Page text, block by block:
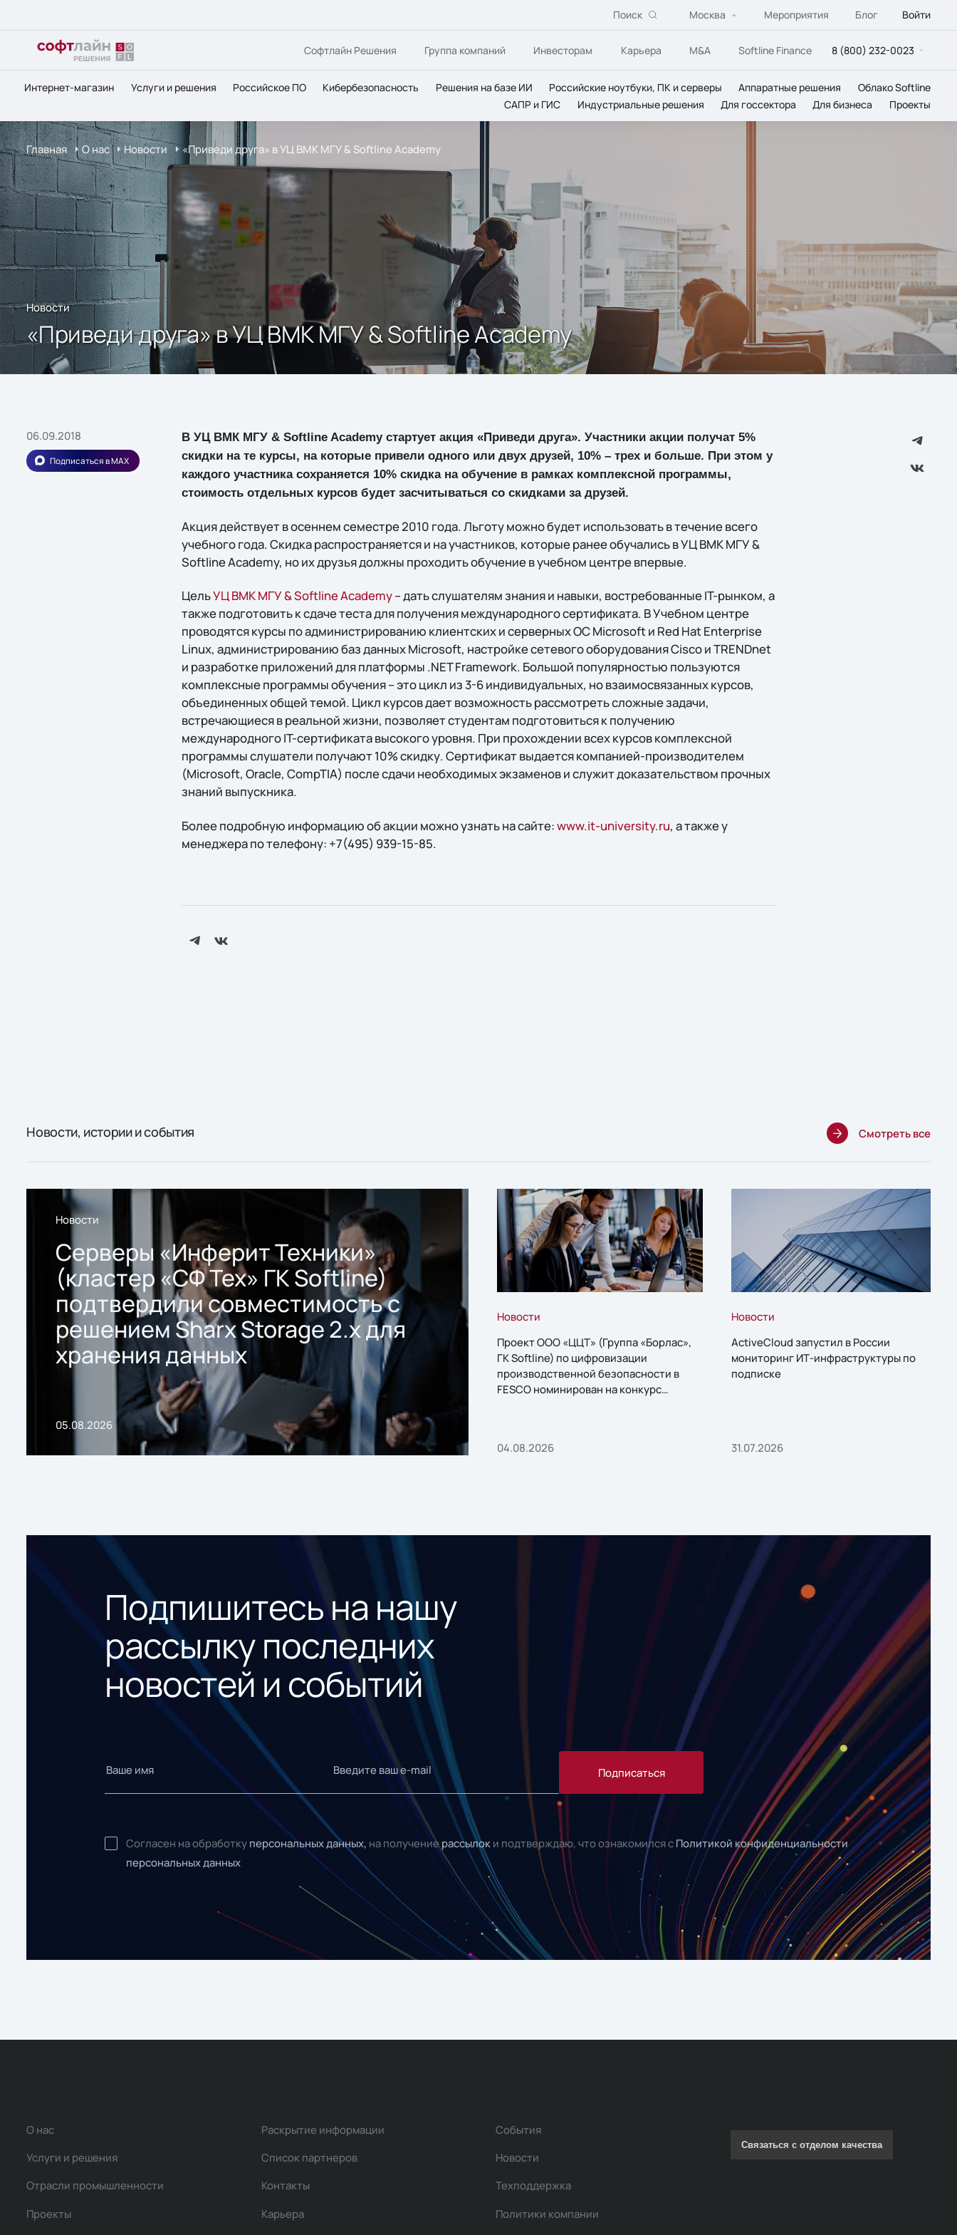
Поиск Москва Мероприятия Блог Войти
Софтлайн Решения Группа компаний Инвесторам Карьера M&A Softline Finance 8 (800) 232-0023
Интернет-магазин Услуги и решения Российское ПО Кибербезопасность Решения на базе ИИ Российские ноутбуки, ПК и серверы Аппаратные решения
Облако Softline
САПР и ГИС
Индустриальные решения Для госсектора Для бизнеса Проекты
Главная О нас Новости «Приведи друга» в УЦ ВМК МГУ & Softline Academy
Новости
«Приведи друга» в УЦ ВМК МГУ & Softline Academy
06.09.2018
Подписаться в MAX
В УЦ ВМК МГУ & Softline Academy стартует акция «Приведи друга». Участники акции получат 5%
скидки на те курсы, на которые привели одного или двух друзей, 10% – трех и больше. При этом у
каждого участника сохраняется 10% скидка на обучение в рамках комплексной программы,
стоимость отдельных курсов будет засчитываться со скидками за друзей.
Акция действует в осеннем семестре 2010 года. Льготу можно будет использовать в течение всего
учебного года. Скидка распространяется и на участников, которые ранее обучались в УЦ ВМК МГУ &
Softline Academy, но их друзья должны проходить обучение в учебном центре впервые.
ЦельУЦ ВМК МГУ & Softline Academy– дать слушателям знания и навыки, востребованные IT-рынком, а
также подготовить к сдаче теста для получения международного сертификата. В Учебном центре
проводятся курсы по администрированию клиентских и серверных ОС Microsoft и Red Hat Enterprise
Linux, администрированию баз данных Microsoft, настройке сетевого оборудования Cisco и TRENDnet
и разработке приложений для платформы .NET Framework. Большой популярностью пользуются
комплексные программы обучения – это цикл из 3-6 индивидуальных, но взаимосвязанных курсов,
объединенных общей темой. Цикл курсов дает возможность рассмотреть сложные задачи,
встречающиеся в реальной жизни, позволяет студентам подготовиться к получению
международного IT-сертификата высокого уровня. При прохождении всех курсов комплексной
программы слушатели получают 10% скидку. Сертификат выдается компанией-производителем
(Microsoft, Oracle, CompTIA) после сдачи необходимых экзаменов и служит доказательством прочных
знаний выпускника.
Более подробную информацию об акции можно узнать на сайте:www.it-university.ru, а также у
менеджера по телефону: +7(495) 939-15-85.
Новости, истории и события Смотреть все
Новости
Серверы «Инферит Техники»
(кластер «СФ Тех» ГК Softline)
подтвердили совместимость с
решением Sharx Storage 2.x для
хранения данных
05.08.2026
Новости
Проект ООО «ЦЦТ» (Группа «Борлас»,
ГК Softline) по цифровизации
производственной безопасности в
FESCO номинирован на конкурс
04.08.2026
Новости
ActiveCloud запустил в России
мониторинг ИТ-инфраструктуры по
подписке
31.07.2026
Подпишитесь на нашу
рассылку последних
новостей и событий
Подписаться
Согласен на обработку персональных данных, на получениерассылок и подтверждаю, что ознакомился с Политикой конфиденциальности
персональных данных
О нас
Услуги и решения
Отрасли промышленности
Проекты
Раскрытие информации
Список партнеров
Контакты
Карьера
События
Новости
Техподдержка
Политики компании
Связаться с отделом качества